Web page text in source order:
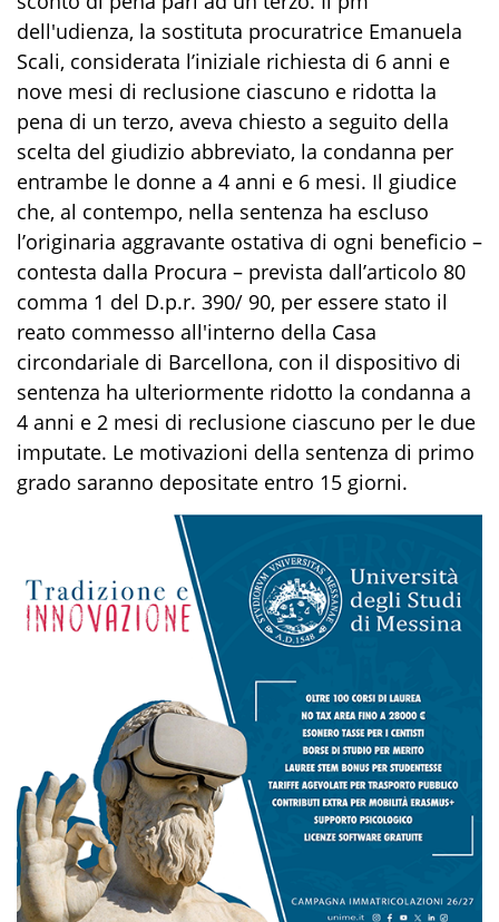
dell'udienza, la sostituta procuratrice Emanuela
Scali, considerata l’iniziale richiesta di 6 anni e
nove mesi di reclusione ciascuno e ridotta la
pena di un terzo, aveva chiesto a seguito della
scelta del giudizio abbreviato, la condanna per
entrambe le donne a 4 anni e 6 mesi. Il giudice
che, al contempo, nella sentenza ha escluso
l’originaria aggravante ostativa di ogni beneficio –
contesta dalla Procura – prevista dall’articolo 80
comma 1 del D.p.r. 390/ 90, per essere stato il
reato commesso all'interno della Casa
circondariale di Barcellona, con il dispositivo di
sentenza ha ulteriormente ridotto la condanna a
4 anni e 2 mesi di reclusione ciascuno per le due
imputate. Le motivazioni della sentenza di primo
grado saranno depositate entro 15 giorni.